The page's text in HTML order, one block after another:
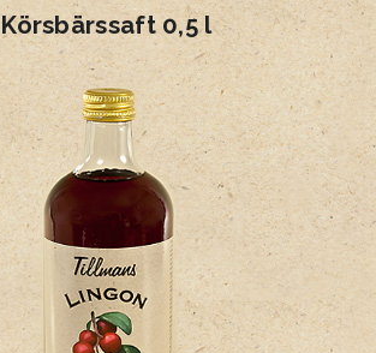
Körsbärssaft 0,5 l